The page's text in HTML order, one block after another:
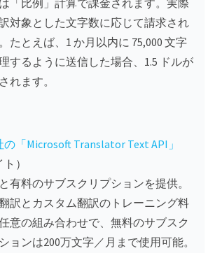
対象とした文字数に応じて請求され
たとえば、1 か月以内に 75,000 文字
するように送信した場合、1.5 ドルが
れます。
「Microsoft Translator Text API」
）
有料のサブスクリプションを提供。
訳とカスタム翻訳のトレーニング料
意の組み合わせで、無料のサブスク
ョンは200万文字／月まで使用可能。